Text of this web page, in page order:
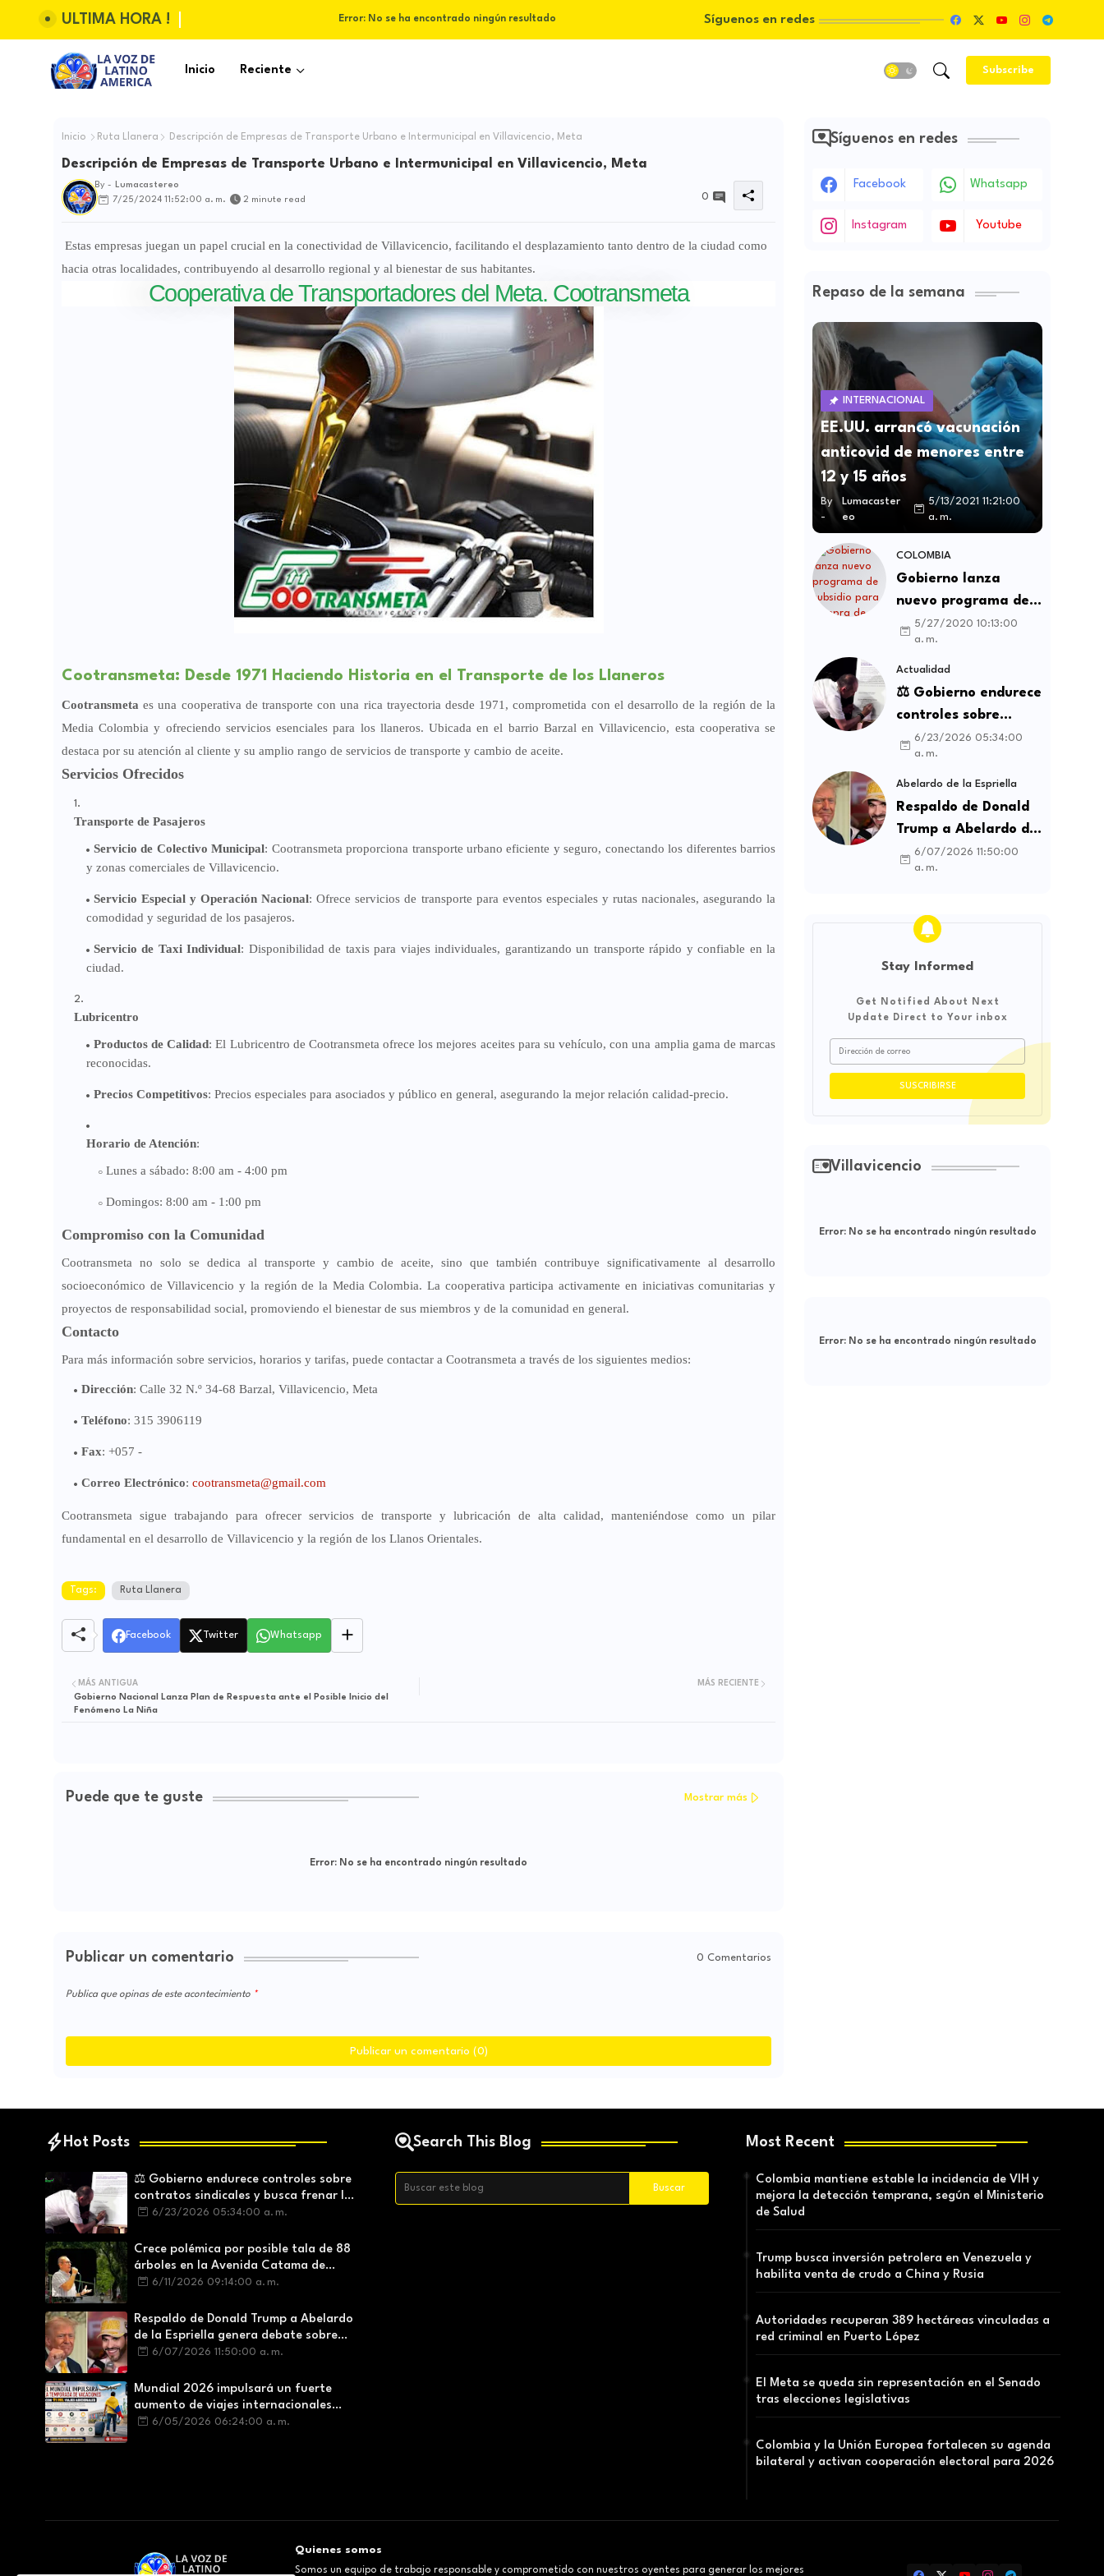
ULTIMA HORA ! Error: No se ha encontrado ningún resultado Síguenos en redes
Inicio Reciente Subscribe
Inicio Ruta Llanera Descripción de Empresas de Transporte Urbano e Intermunicipal en Villavicencio, Meta
Descripción de Empresas de Transporte Urbano e Intermunicipal en Villavicencio, Meta
By -
Lumacastereo
7/25/2024 11:52:00 a. m.
2 minute read 0
Estas empresas juegan un papel crucial en la conectividad de Villavicencio, facilitando el desplazamiento tanto dentro de la ciudad como
hacia otras localidades, contribuyendo al desarrollo regional y al bienestar de sus habitantes.
Cooperativa de Transportadores del Meta. Cootransmeta
Cootransmeta: Desde 1971 Haciendo Historia en el Transporte de los Llaneros
Cootransmeta es una cooperativa de transporte con una rica trayectoria desde 1971, comprometida con el desarrollo de la región de la
Media Colombia y ofreciendo servicios esenciales para los llaneros. Ubicada en el barrio Barzal en Villavicencio, esta cooperativa se
destaca por su atención al cliente y su amplio rango de servicios de transporte y cambio de aceite.
Servicios Ofrecidos
Transporte de Pasajeros
Servicio de Colectivo Municipal: Cootransmeta proporciona transporte urbano eficiente y seguro, conectando los diferentes barrios
y zonas comerciales de Villavicencio.
Servicio Especial y Operación Nacional: Ofrece servicios de transporte para eventos especiales y rutas nacionales, asegurando la
comodidad y seguridad de los pasajeros.
Servicio de Taxi Individual: Disponibilidad de taxis para viajes individuales, garantizando un transporte rápido y confiable en la
ciudad.
Lubricentro
Productos de Calidad: El Lubricentro de Cootransmeta ofrece los mejores aceites para su vehículo, con una amplia gama de marcas
reconocidas.
Precios Competitivos: Precios especiales para asociados y público en general, asegurando la mejor relación calidad-precio.
Horario de Atención:
Lunes a sábado: 8:00 am - 4:00 pm
Domingos: 8:00 am - 1:00 pm
Compromiso con la Comunidad
Cootransmeta no solo se dedica al transporte y cambio de aceite, sino que también contribuye significativamente al desarrollo
socioeconómico de Villavicencio y la región de la Media Colombia. La cooperativa participa activamente en iniciativas comunitarias y
proyectos de responsabilidad social, promoviendo el bienestar de sus miembros y de la comunidad en general.
Contacto
Para más información sobre servicios, horarios y tarifas, puede contactar a Cootransmeta a través de los siguientes medios:
Dirección: Calle 32 N.º 34-68 Barzal, Villavicencio, Meta
Teléfono: 315 3906119
Fax: +057 -
Correo Electrónico: cootransmeta@gmail.com
Cootransmeta sigue trabajando para ofrecer servicios de transporte y lubricación de alta calidad, manteniéndose como un pilar
fundamental en el desarrollo de Villavicencio y la región de los Llanos Orientales.
Tags: Ruta Llanera
Facebook Twitter Whatsapp
MÁS RECIENTE
MÁS ANTIGUA
Gobierno Nacional Lanza Plan de Respuesta ante el Posible Inicio del
Fenómeno La Niña
Puede que te guste Mostrar más
Error: No se ha encontrado ningún resultado
Publicar un comentario 0 Comentarios
Publica que opinas de este acontecimiento
Publicar un comentario (0)
Síguenos en redes
Facebook Whatsapp
Instagram Youtube
Repaso de la semana
INTERNACIONAL
EE.UU. arrancó vacunación
anticovid de menores entre
12 y 15 años
By
-
Lumacaster
eo
5/13/2021 11:21:00
a. m.
COLOMBIA
Gobierno lanza
nuevo programa de
subsidio para compra
de vivienda VIS y no
VIS
5/27/2020 10:13:00
a. m.
Actualidad
⚖️ Gobierno endurece
controles sobre
contratos sindicales
y busca frenar la
intermediación
laboral ilegal
6/23/2026 05:34:00
a. m.
Abelardo de la Espriella
Respaldo de Donald
Trump a Abelardo de
la Espriella genera
debate sobre
influencia
internacional
6/07/2026 11:50:00
a. m.
Stay Informed
Get Notified About Next
Update Direct to Your inbox
Villavicencio
Error:No se ha encontrado ningún resultado
Error:No se ha encontrado ningún resultado
Hot Posts
⚖️ Gobierno endurece controles sobre
contratos sindicales y busca frenar la
intermediación laboral ilegal
6/23/2026 05:34:00 a. m.
Crece polémica por posible tala de 88
árboles en la Avenida Catama de
Villavicencio
6/11/2026 09:14:00 a. m.
Respaldo de Donald Trump a Abelardo
de la Espriella genera debate sobre
soberanía e influencia internacional
6/07/2026 11:50:00 a. m.
Mundial 2026 impulsará un fuerte
aumento de viajes internacionales
durante la temporada de vacaciones
6/05/2026 06:24:00 a. m.
Search This Blog Most Recent
Colombia mantiene estable la incidencia de VIH y
mejora la detección temprana, según el Ministerio
de Salud
Trump busca inversión petrolera en Venezuela y
habilita venta de crudo a China y Rusia
Autoridades recuperan 389 hectáreas vinculadas a
red criminal en Puerto López
El Meta se queda sin representación en el Senado
tras elecciones legislativas
Colombia y la Unión Europea fortalecen su agenda
bilateral y activan cooperación electoral para 2026
Quienes somos
Somos un equipo de trabajo responsable y comprometido con nuestros oyentes para generar los mejores